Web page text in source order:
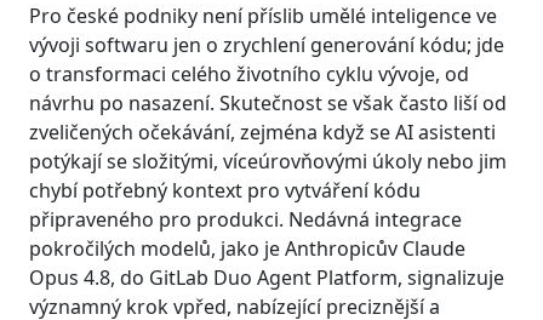
Pro české podniky není příslib umělé inteligence ve
vývoji softwaru jen o zrychlení generování kódu; jde
o transformaci celého životního cyklu vývoje, od
návrhu po nasazení. Skutečnost se však často liší od
zveličených očekávání, zejména když se AI asistenti
potýkají se složitými, víceúrovňovými úkoly nebo jim
chybí potřebný kontext pro vytváření kódu
připraveného pro produkci. Nedávná integrace
pokročilých modelů, jako je Anthropicův Claude
Opus 4.8, do GitLab Duo Agent Platform, signalizuje
významný krok vpřed, nabízející preciznější a